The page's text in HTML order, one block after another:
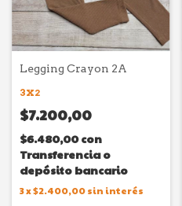
Legging Crayon 2A
3X2
$7.200,00
$6.480,00con
Transferencia o
depósito bancario
3x$2.400,00sin interés